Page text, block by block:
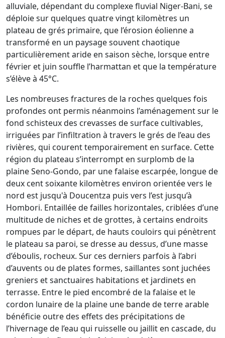
alluviale, dépendant du complexe fluvial Niger-Bani, se
déploie sur quelques quatre vingt kilomètres un
plateau de grés primaire, que l’érosion éolienne a
transformé en un paysage souvent chaotique
particulièrement aride en saison sèche, lorsque entre
février et juin souffle l’harmattan et que la température
s’élève à 45°C.
Les nombreuses fractures de la roches quelques fois
profondes ont permis néanmoins l’aménagement sur le
fond schisteux des crevasses de surface cultivables,
irriguées par l’infiltration à travers le grés de l’eau des
rivières, qui courent temporairement en surface. Cette
région du plateau s’interrompt en surplomb de la
plaine Seno-Gondo, par une falaise escarpée, longue de
deux cent soixante kilomètres environ orientée vers le
nord est jusqu'à Doucentza puis vers l’est jusqu’à
Hombori. Entaillée de failles horizontales, criblées d’une
multitude de niches et de grottes, à certains endroits
rompues par le départ, de hauts couloirs qui pénètrent
le plateau sa paroi, se dresse au dessus, d’une masse
d’éboulis, rocheux. Sur ces derniers parfois à l’abri
d’auvents ou de plates formes, saillantes sont juchées
greniers et sanctuaires habitations et jardinets en
terrasse. Entre le pied encombré de la falaise et le
cordon lunaire de la plaine une bande de terre arable
bénéficie outre des effets des précipitations de
l’hivernage de l’eau qui ruisselle ou jaillit en cascade, du